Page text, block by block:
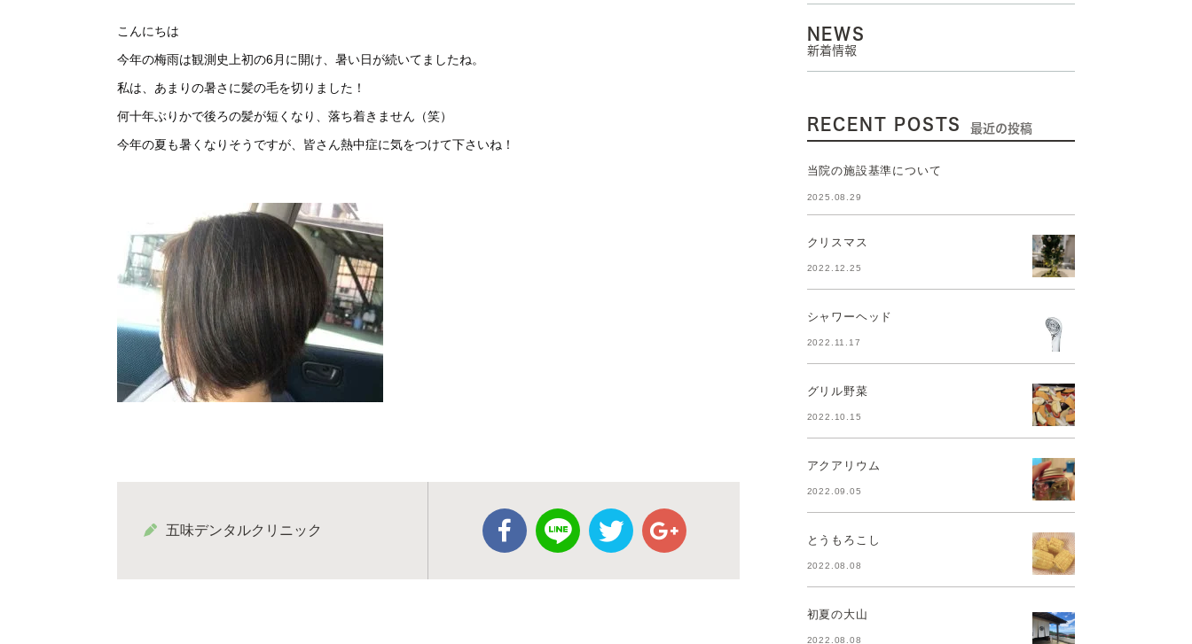
こんにちは
今年の梅雨は観測史上初の6月に開け、暑い日が続いてましたね。
私は、あまりの暑さに髪の毛を切りました！
何十年ぶりかで後ろの髪が短くなり、落ち着きません（笑）
今年の夏も暑くなりそうですが、皆さん熱中症に気をつけて下さいね！
五味デンタルクリニック
NEWS
新着情報
RECENT POSTS 最近の投稿
当院の施設基準について
2025.08.29
クリスマス
2022.12.25
シャワーヘッド
2022.11.17
グリル野菜
2022.10.15
アクアリウム
2022.09.05
とうもろこし
2022.08.08
初夏の大山
2022.08.08